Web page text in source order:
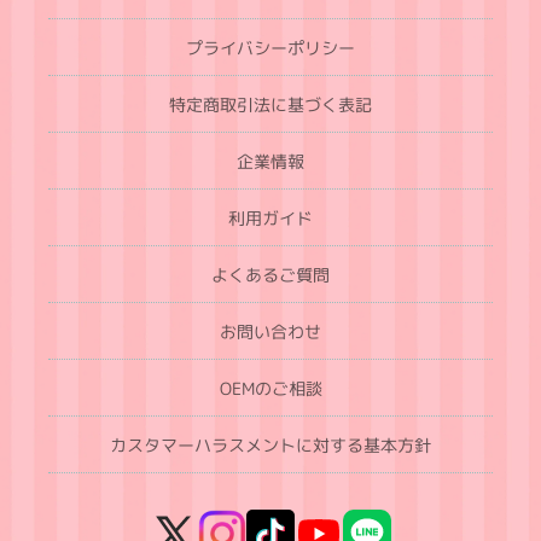
プライバシーポリシー
特定商取引法に基づく表記
企業情報
利用ガイド
よくあるご質問
お問い合わせ
OEMのご相談
カスタマーハラスメントに対する基本方針